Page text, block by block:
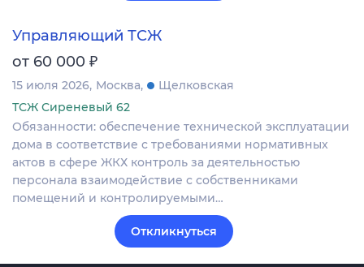
Управляющий ТСЖ
от 60 000 ₽
15 июля 2026 Москва
Щелковская
ТСЖ Сиреневый 62
Обязанности: обеспечение технической эксплуатации
дома в соответствие с требованиями нормативных
актов в сфере ЖКХ контроль за деятельностью
персонала взаимодействие с собственниками
помещений и контролируемыми…
Откликнуться